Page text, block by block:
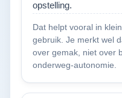
opstelling.
Dat helpt vooral in
gebruik. Je merkt wel
over gemak, niet over
onderweg-autonomie.